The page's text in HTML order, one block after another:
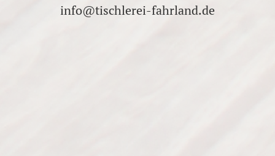
info@tischlerei-fahrland.de